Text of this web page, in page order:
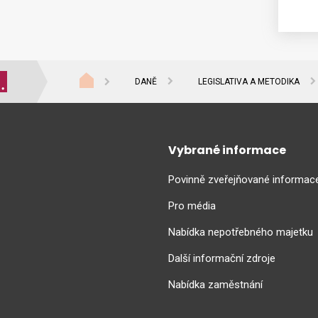
DANĚ LEGISLATIVA A METODIKA
Vybrané informace
Povinně zveřejňované
Pro média
Nabídka nepotřebného majetku
Další informační zdroje
Nabídka zaměstnání